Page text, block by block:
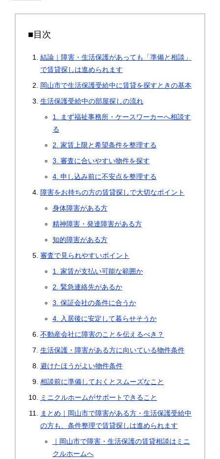
■目次
結論｜障害・生活保護があっても「準備と相談」
で賃貸探しは進められます
岡山市で生活保護受給中に賃貸を探すときの基本
生活保護受給中の部屋探しの流れ
1. まず福祉事務所・ケースワーカーへ相談す
る
2. 家賃上限と希望条件を整理する
3. 審査に合いやすい物件を探す
4. 申し込み前に不安点を整理する
障害をお持ちの方の賃貸探しで大切なポイント
身体障害がある方
精神障害・発達障害がある方
知的障害がある方
審査で見られやすいポイント
1. 家賃が支払い可能な範囲か
2. 緊急連絡先があるか
3. 保証会社の条件に合うか
4. 入居後に安定して暮らせそうか
不動産会社に障害のことを伝えるべき？
生活保護・障害がある方に向いている物件条件
避けたほうがよい物件条件
相談前に準備しておくとスムーズなこと
ミニクルホームがサポートできること
まとめ｜岡山市で障害がある方・生活保護受給中
の方も、条件整理で賃貸探しは進められます
｜岡山市で障害・生活保護の賃貸相談はミニ
クルホームへ